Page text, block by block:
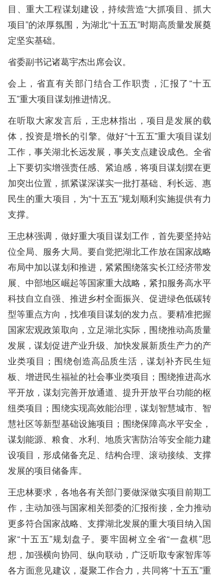
目、重大工程谋划建设，持续营造“大抓项目、抓大
项目”的浓厚氛围，为湖北“十五五”时期高质量发展奠
定坚实基础。
省委副书记诸葛宇杰出席会议。
会上，省直有关部门结合工作职责，汇报了“十五
五”重大项目谋划推进情况。
在听取大家发言后，王忠林指出，项目是发展的载
体，投资是增长的引擎。做好“十五五”重大项目谋划
工作，事关湖北长远发展，事关支点建设成色。全省
上下要切实增强责任感、紧迫感，将项目谋划摆在更
加突出位置，抓紧谋深谋实一批打基础、利长远、惠
民生的重大项目，为“十五五”规划顺利实施提供有力
支撑。
王忠林强调，做好重大项目谋划工作，首先要坚持站
位全局、服务大局。要自觉把湖北工作放在国家战略
布局中加以谋划和推进，紧紧围绕落实长江经济带发
展、中部地区崛起等国家重大战略，紧扣服务高水平
科技自立自强、推进乡村全面振兴、促进绿色低碳转
型等重点方向，找准项目谋划的发力点。要精准把握
国家宏观政策取向，立足湖北实际，围绕推动高质量
发展，谋划促进产业升级、加快发展新质生产力的产
业类项目；围绕创造高品质生活，谋划补齐民生短
板、增进民生福祉的社会事业类项目；围绕推进高水
平开放，谋划完善开放通道、提升开放平台功能的枢
纽类项目；围绕实现高效能治理，谋划智慧城市、智
慧社区等新型基础设施项目；围绕保障高水平安全，
谋划能源、粮食、水利、地质灾害防治等安全能力建
设项目，形成储备充足、结构合理、滚动接续、支撑
发展的项目储备库。
王忠林要求，各地各有关部门要做深做实项目前期工
作，主动加强与国家相关部委的汇报衔接，全力推动
更多符合国家战略、支撑湖北发展的重大项目纳入国
家“十五五”规划盘子。要牢固树立全省“一盘棋”思
想，加强横向协同、纵向联动，广泛听取专家智库等
各方面意见建议，凝聚工作合力，共同将“十五五”重